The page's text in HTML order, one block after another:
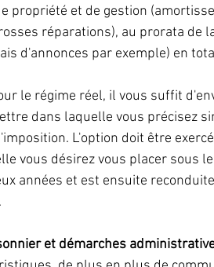
propriété et de gestion
réparations), au prorata de
d'annonces par exemple) en
le régime réel, il vous suffit
dans laquelle vous précisez
L'option doit être
vous désirez vous placer sous
années et est ensuite
et démarches